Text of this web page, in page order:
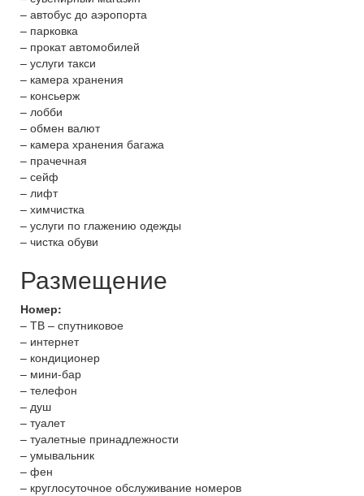
– автобус до аэропорта
– парковка
– прокат автомобилей
– услуги такси
– камера хранения
– консьерж
– лобби
– обмен валют
– камера хранения багажа
– прачечная
– сейф
– лифт
– химчистка
– услуги по глажению одежды
– чистка обуви
Размещение
Номер:
– ТВ – спутниковое
– интернет
– кондиционер
– мини-бар
– телефон
– душ
– туалет
– туалетные принадлежности
– умывальник
– фен
– круглосуточное обслуживание номеров